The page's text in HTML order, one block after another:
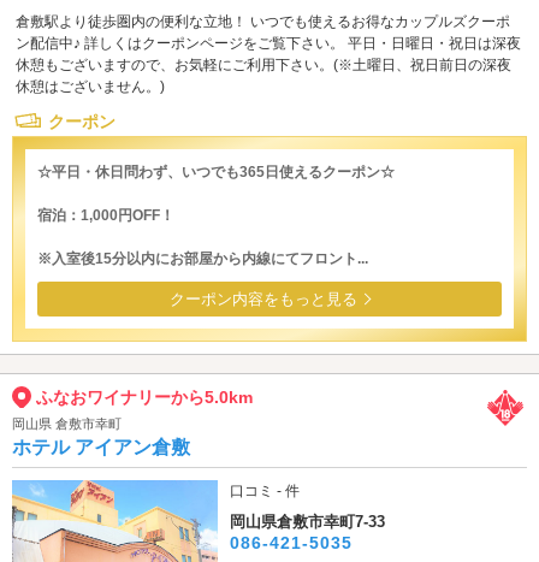
倉敷駅より徒歩圏内の便利な立地！ いつでも使えるお得なカップルズクーポ
ン配信中♪ 詳しくはクーポンページをご覧下さい。 平日・日曜日・祝日は深夜
休憩もございますので、お気軽にご利用下さい。(※土曜日、祝日前日の深夜
休憩はございません。)
クーポン
☆平日・休日問わず、いつでも365日使えるクーポン☆
宿泊：1,000円OFF！
※入室後15分以内にお部屋から内線にてフロント...
クーポン内容をもっと見る
ふなおワイナリーから5.0km
岡山県 倉敷市幸町
ホテル アイアン倉敷
口コミ - 件
岡山県倉敷市幸町7-33
086-421-5035